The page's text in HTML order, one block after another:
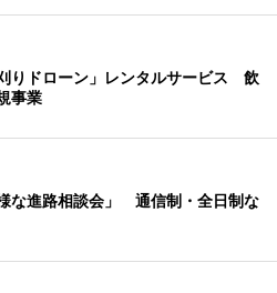
りドローン」レンタルサービス 飲
事業
な進路相談会」 通信制・全日制な